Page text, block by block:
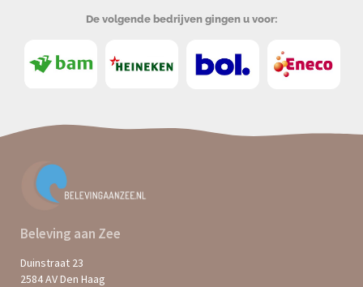
De volgende bedrijven gingen u voor:
Beleving aan Zee
Duinstraat 23
2584 AV Den Haag